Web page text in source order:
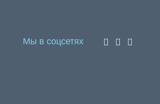
Мы в соцсетях